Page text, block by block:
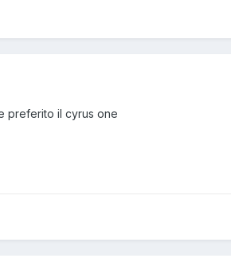
preferito il cyrus one